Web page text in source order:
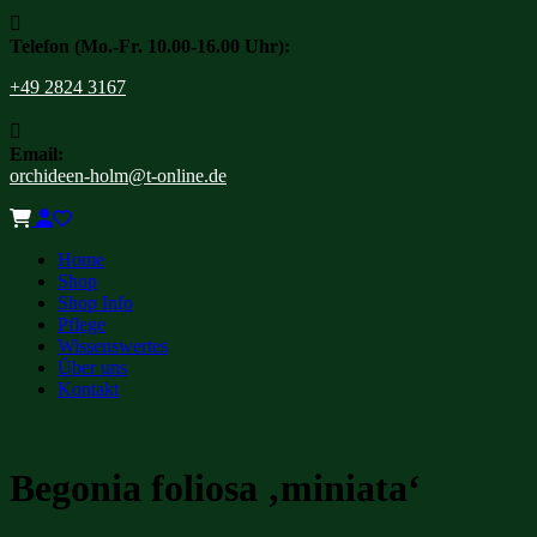

Telefon (Mo.-Fr. 10.00-16.00 Uhr):
+49 2824 3167

Email:
orchideen-holm@t-online.de
Home
Shop
Shop Info
Pflege
Wissenswertes
Über uns
Kontakt
Begonia foliosa ‚miniata‘